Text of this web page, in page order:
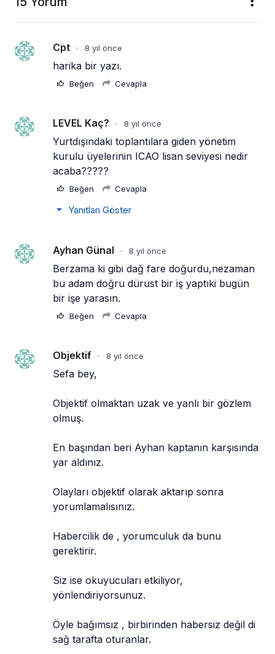
Cpt • 8 yıl önce
harika bir yazı.
Beğen Cevapla
LEVEL Kaç? • 8 yıl önce
Yurtdışındaki toplantılara giden yönetim
kurulu üyelerinin ICAO lisan seviyesi nedir
acaba?????
Beğen Cevapla
Yanıtları Göster
Ayhan Günal • 8 yıl önce
Berzama ki gibi dağ fare doğurdu,nezaman
bu adam doğru dürust bir iş yaptıki bugün
bir işe yarasın.
Beğen Cevapla
Objektif • 8 yıl önce
Sefa bey,
Objektif olmaktan uzak ve yanlı bir gözlem
olmuş.
En başından beri Ayhan kaptanın karşısında
yar aldınız.
Olayları objektif olarak aktarıp sonra
yorumlamalısınız.
Habercilik de , yorumculuk da bunu
gerektirir.
Siz ise okuyucuları etkiliyor,
yönlendiriyorsunuz.
Öyle bağımsız , birbirinden habersiz değil di
sağ tarafta oturanlar.